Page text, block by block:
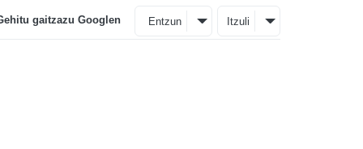
gaitzazu Googlen Entzun Itzuli